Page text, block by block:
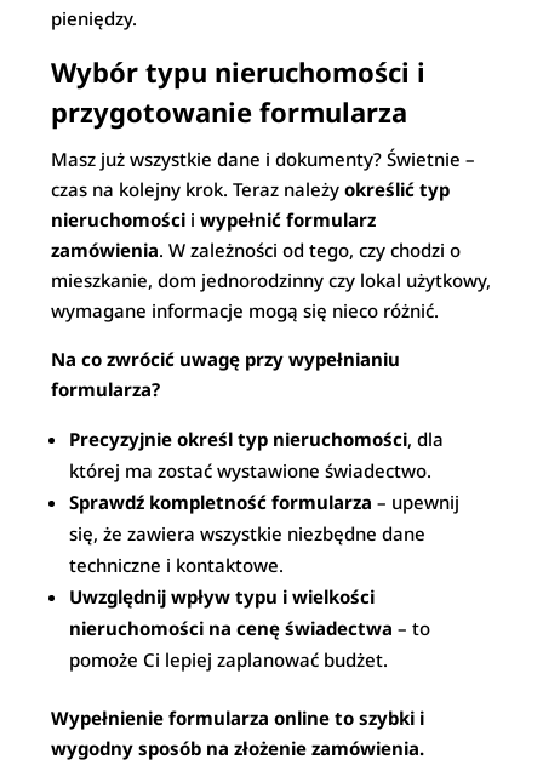
pieniędzy.
Wybór typu nieruchomości i
przygotowanie formularza
Masz już wszystkie dane i dokumenty? Świetnie –
czas na kolejny krok. Teraz należyokreślić typ
nieruchomości iwypełnić formularz
zamówienia. W zależności od tego, czy chodzi o
mieszkanie, dom jednorodzinny czy lokal użytkowy,
wymagane informacje mogą się nieco różnić.
Na co zwrócić uwagę przy wypełnianiu
formularza?
Precyzyjnie określ typ nieruchomości, dla
której ma zostać wystawione świadectwo.
Sprawdź kompletność formularza – upewnij
się, że zawiera wszystkie niezbędne dane
techniczne i kontaktowe.
Uwzględnij wpływ typu i wielkości
nieruchomości na cenę świadectwa – to
pomoże Ci lepiej zaplanować budżet.
Wypełnienie formularza online to szybki i
wygodny sposób na złożenie zamówienia.